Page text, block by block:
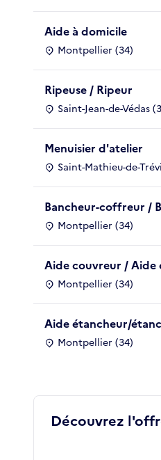
Aide à domicile
Montpellier (34)
Ripeuse / Ripeur
Saint-Jean-de-Védas
Menuisier d'atelier
Saint-Mathieu-de-
Bancheur-coffreur /
Montpellier (34)
Aide couvreur / Aide
Montpellier (34)
Aide étancheur/
Montpellier (34)
Découvrez